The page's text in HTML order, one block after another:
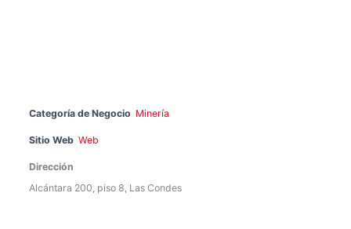
Categoría de Negocio Minería
Sitio Web Web
Dirección
Alcántara 200, piso 8, Las Condes